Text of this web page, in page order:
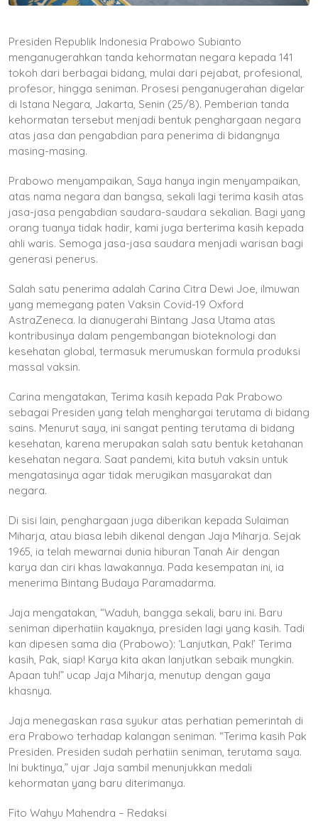
Presiden Republik Indonesia Prabowo Subianto
menganugerahkan tanda kehormatan negara kepada 141
tokoh dari berbagai bidang, mulai dari pejabat, profesional,
profesor, hingga seniman. Prosesi penganugerahan digelar
di Istana Negara, Jakarta, Senin (25/8). Pemberian tanda
kehormatan tersebut menjadi bentuk penghargaan negara
atas jasa dan pengabdian para penerima di bidangnya
masing-masing.
Prabowo menyampaikan, Saya hanya ingin menyampaikan,
atas nama negara dan bangsa, sekali lagi terima kasih atas
jasa-jasa pengabdian saudara-saudara sekalian. Bagi yang
orang tuanya tidak hadir, kami juga berterima kasih kepada
ahli waris. Semoga jasa-jasa saudara menjadi warisan bagi
generasi penerus.
Salah satu penerima adalah Carina Citra Dewi Joe, ilmuwan
yang memegang paten Vaksin Covid-19 Oxford
AstraZeneca. Ia dianugerahi Bintang Jasa Utama atas
kontribusinya dalam pengembangan bioteknologi dan
kesehatan global, termasuk merumuskan formula produksi
massal vaksin.
Carina mengatakan, Terima kasih kepada Pak Prabowo
sebagai Presiden yang telah menghargai terutama di bidang
sains. Menurut saya, ini sangat penting terutama di bidang
kesehatan, karena merupakan salah satu bentuk ketahanan
kesehatan negara. Saat pandemi, kita butuh vaksin untuk
mengatasinya agar tidak merugikan masyarakat dan
negara.
Di sisi lain, penghargaan juga diberikan kepada Sulaiman
Miharja, atau biasa lebih dikenal dengan Jaja Miharja. Sejak
1965, ia telah mewarnai dunia hiburan Tanah Air dengan
karya dan ciri khas lawakannya. Pada kesempatan ini, ia
menerima Bintang Budaya Paramadarma.
Jaja mengatakan, “Waduh, bangga sekali, baru ini. Baru
seniman diperhatiin kayaknya, presiden lagi yang kasih. Tadi
kan dipesen sama dia (Prabowo): ‘Lanjutkan, Pak!’ Terima
kasih, Pak, siap! Karya kita akan lanjutkan sebaik mungkin.
Apaan tuh!” ucap Jaja Miharja, menutup dengan gaya
khasnya.
Jaja menegaskan rasa syukur atas perhatian pemerintah di
era Prabowo terhadap kalangan seniman. “Terima kasih Pak
Presiden. Presiden sudah perhatiin seniman, terutama saya.
Ini buktinya,” ujar Jaja sambil menunjukkan medali
kehormatan yang baru diterimanya.
Fito Wahyu Mahendra – Redaksi